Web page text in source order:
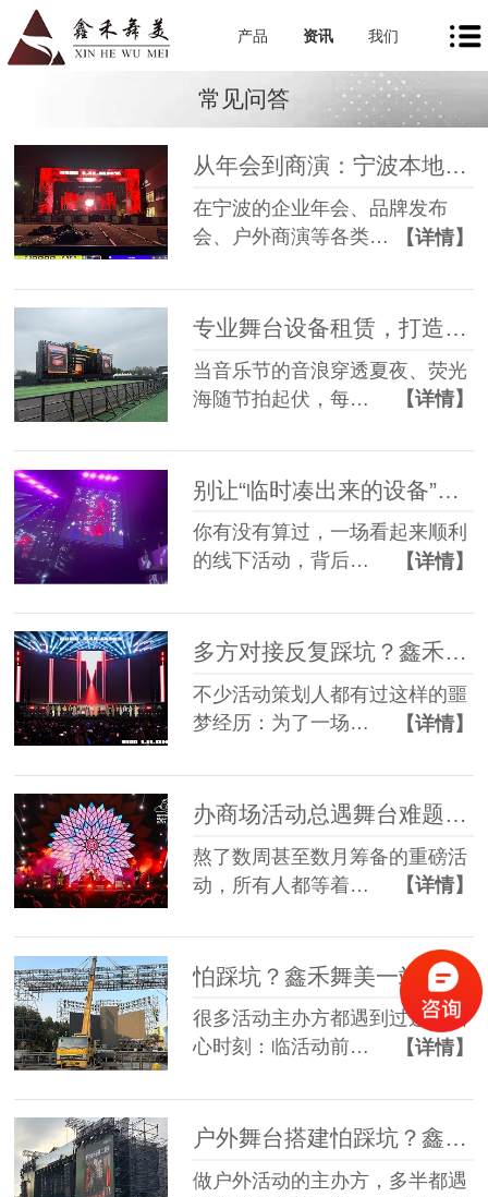
产品 资讯 我们
常见问答
从年会到商演：宁波本地舞美租赁如何让每一场活动都出彩
在宁波的企业年会、品牌发布
会、户外商演等各类…
【详情】
专业舞台设备租赁，打造沉浸式音乐节现场
当音乐节的音浪穿透夏夜、荧光
海随节拍起伏，每…
【详情】
你有没有算过，一场看起来顺利
的线下活动，背后…
【详情】
多方对接反复踩坑？鑫禾舞美一站式舞美服务让你少走90%弯路
不少活动策划人都有过这样的噩
梦经历：为了一场…
【详情】
办商场活动总遇舞台难题？鑫禾舞美一站式帮你解决
熬了数周甚至数月筹备的重磅活
动，所有人都等着…
【详情】
怕踩坑？鑫禾舞美一站式租赁搭建帮你省一半心
很多活动主办方都遇到过这些糟
心时刻：临活动前…
【详情】
户外舞台搭建怕踩坑？鑫禾舞美给你稳稳的保障
做户外活动的主办方，多半都遇